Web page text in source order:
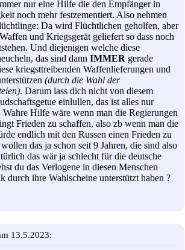
nur eine Hilfe die den Empfänger in
noch mehr festzementiert. Also nehmen
Da wird Flüchtlichen geholfen, aber
und Kriegsgerät geliefert so dass noch
Und diejenigen welche diese
das sind dann IMMER gerade
kriegsttreibenden Waffenlieferungen und
(durch die Wahl der
. Darum lass dich nicht von diesem
einlullen, das ist alles nur
Wahre Hilfe wäre wenn man die Regierungen
Frieden zu schaffen, also zb wenn man die
endlich mit den Russen einen Frieden zu
das ja schon seit 9 Jahren, die sind also
das wär ja schlecht für die deutsche
du das Verlogene in diesen Menschen
durch ihre Wahlscheine unterstützt haben ?
13.5.2023: